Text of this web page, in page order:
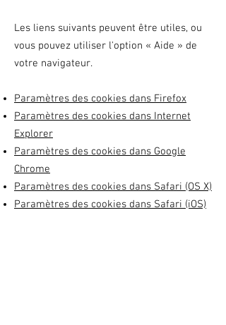
Les liens suivants peuvent être utiles, ou
vous pouvez utiliser l'option « Aide » de
votre navigateur.
Paramètres des cookies dans Firefox
Paramètres des cookies dans Internet
Explorer
Paramètres des cookies dans Google
Chrome
Paramètres des cookies dans Safari (OS X)
Paramètres des cookies dans Safari (iOS)